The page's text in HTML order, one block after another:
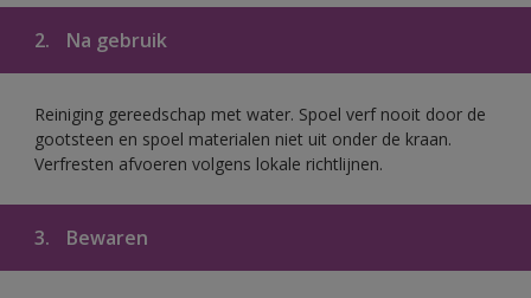
2. Na gebruik
Reiniging gereedschap met water. Spoel verf nooit door de
gootsteen en spoel materialen niet uit onder de kraan.
Verfresten afvoeren volgens lokale richtlijnen.
3. Bewaren